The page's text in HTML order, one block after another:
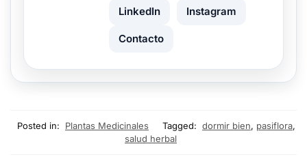
LinkedIn Instagram
Contacto
Posted in: Plantas Medicinales Tagged: dormir bien, pasiflora,
salud herbal